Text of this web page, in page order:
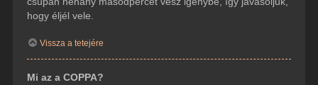
hogy éljél vele.
Vissza a tetejére
Mi az a COPPA?